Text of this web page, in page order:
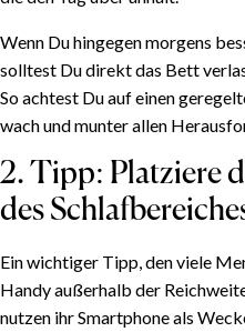
Wenn Du hingegen morgens
solltest Du direkt das Bett
So achtest Du auf einen
wach und munter allen
2. Tipp: Platziere
des
Ein wichtiger Tipp, den viele
Handy außerhalb der
nutzen ihr Smartphone als